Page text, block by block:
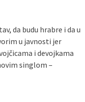
da budu hrabre i da u
u javnosti jer
i devojkama
singlom –